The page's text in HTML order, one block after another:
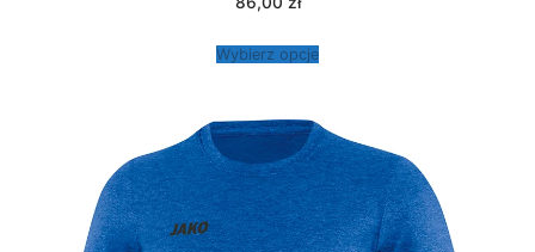
Wybierz opcje